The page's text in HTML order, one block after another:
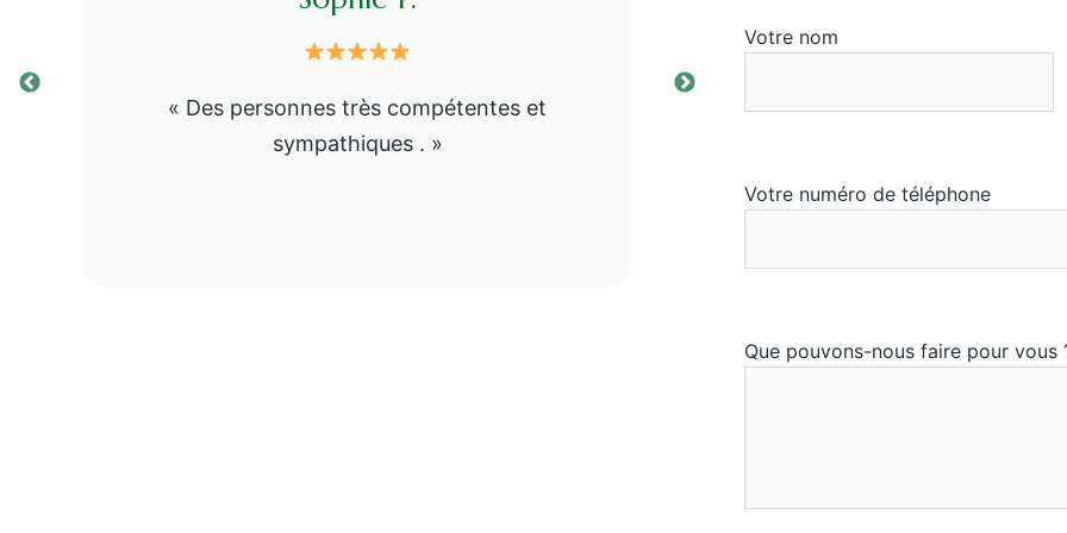
« Des personnes très compétentes et
sympathiques . »
« Une agence immobilière
Votre nom
Votre numéro de téléphone
Que pouvons-nous faire pour vous